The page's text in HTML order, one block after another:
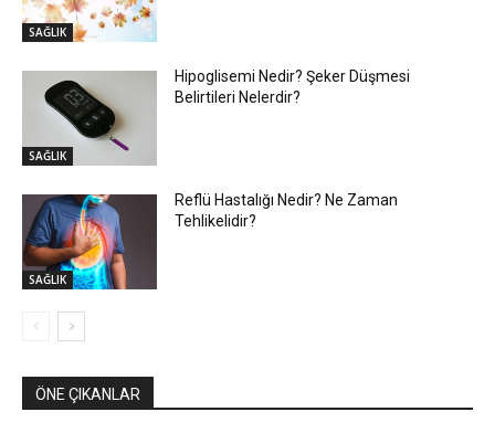
SAĞLIK
SAĞLIK
Hipoglisemi Nedir? Şeker Düşmesi
Belirtileri Nelerdir?
SAĞLIK
Reflü Hastalığı Nedir? Ne Zaman
Tehlikelidir?
ÖNE ÇIKANLAR